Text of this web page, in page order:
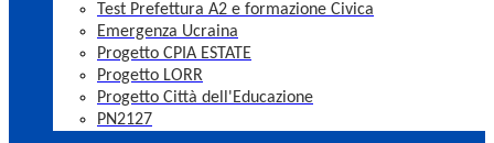
Test Prefettura A2 e formazione Civica
Emergenza Ucraina
Progetto CPIA ESTATE
Progetto LORR
Progetto Città dell'Educazione
PN2127